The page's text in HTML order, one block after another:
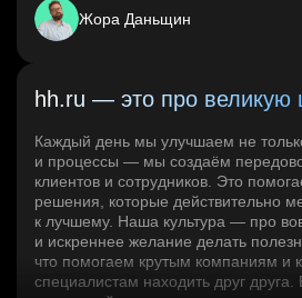
Жора Даньщин
hh.ru — это про великую
Каждый день мы улучшаем не
и процессы — мы создаём
клиентов и сотрудников. Это
решения, которые действительно
к лучшему. Наша культура — про
и искреннее желание делать
что помогаем крутым компаниям и
специалистам находить друг друга.